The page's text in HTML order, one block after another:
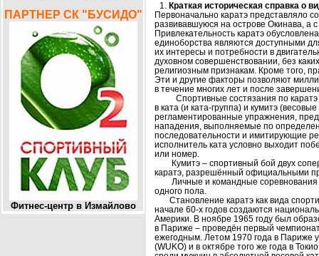
ПАРТНЕР СК "БУСИДО"
Фитнес-центр в Измайлово
Краткая историческая справка о
Первоначально каратэ представляло
развивавшуюся на острове Окинава, а
Привлекательность каратэ
единоборства являются доступными
их интересы и потребности в
духовном совершенствовании, без
религиозным признакам. Кроме того,
Эти и другие факторы позволяют
в течение многих лет и после
Спортивные состязания по каратэ
в ката (и ката-группа) и кумитэ
регламентированные упражнения,
нападения, выполняемые по
последовательности и имитирующие
исполнитель ката условно выходит
или номер.
Кумитэ – спортивный бой двух
каратэ, разрешённый официальными
Личные и командные соревнования
одного пола.
Становление каратэ как вида
начале 60-х годов создаются
Америки. В ноябре 1965 году был
в Париже – проведён первый
ежегодным. Летом 1970 года в Париже
(WUKO) и в октябре того же года в